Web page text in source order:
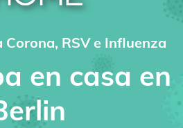
Corona, RSV e Influenza
en casa en